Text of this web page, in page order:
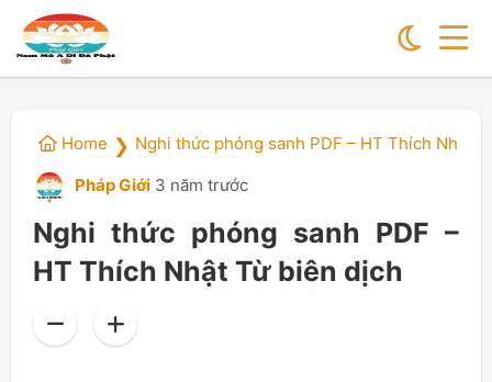
Home ❯ Nghi thức phóng sanh PDF – HT Thích Nhật
Pháp Giới 3 năm trước
Nghi thức phóng sanh PDF –
HT Thích Nhật Từ biên dịch